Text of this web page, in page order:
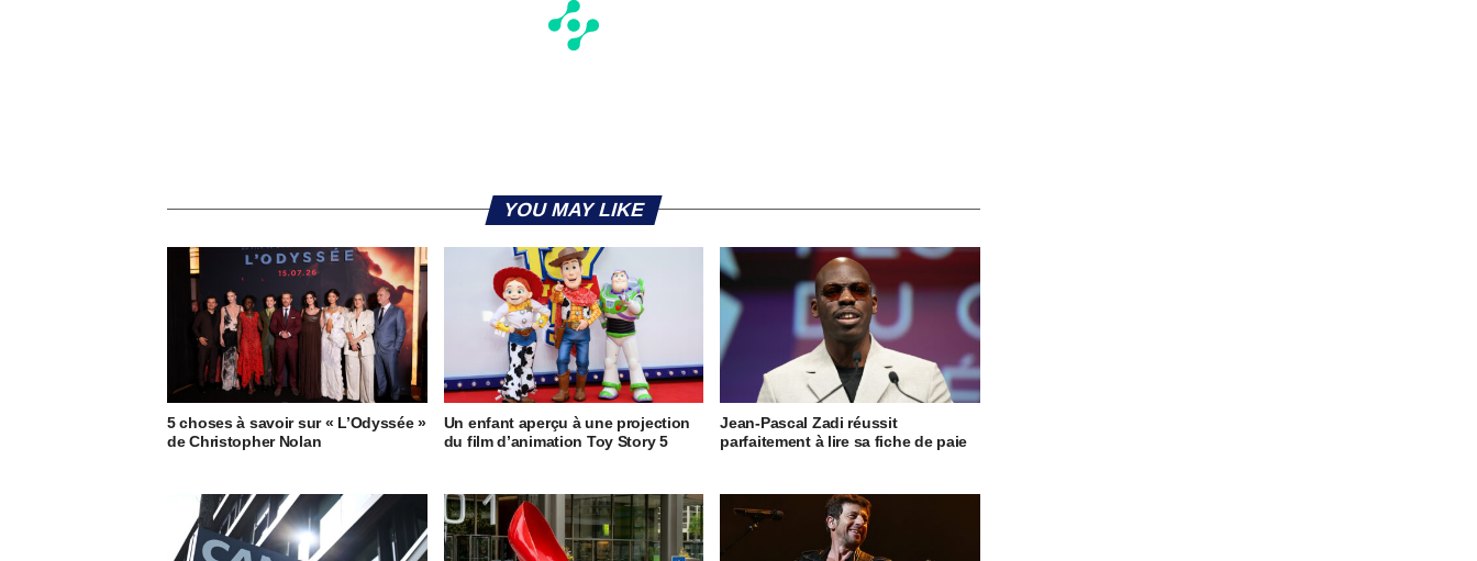
YOU MAY LIKE
5 choses à savoir sur « L’Odyssée »
de Christopher Nolan
Un enfant aperçu à une projection
du film d’animation Toy Story 5
Jean-Pascal Zadi réussit
parfaitement à lire sa fiche de paie